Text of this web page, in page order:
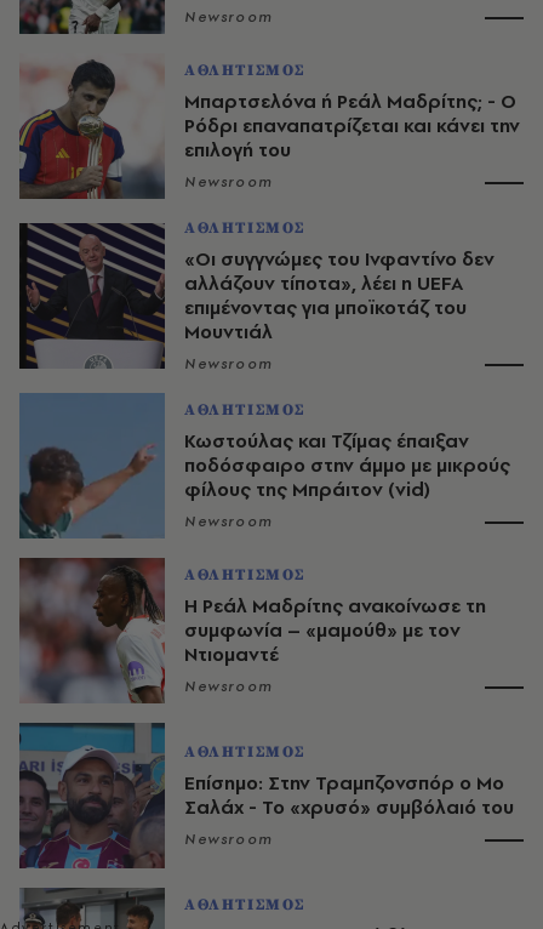
Newsroom
ΑΘΛΗΤΙΣΜΟΣ
Μπαρτσελόνα ή Ρεάλ Μαδρίτης; - Ο
Ρόδρι επαναπατρίζεται και κάνει την
επιλογή του
Newsroom
ΑΘΛΗΤΙΣΜΟΣ
«Οι συγγνώμες του Ινφαντίνο δεν
αλλάζουν τίποτα», λέει η UEFA
επιμένοντας για μποϊκοτάζ του
Μουντιάλ
Newsroom
ΑΘΛΗΤΙΣΜΟΣ
Κωστούλας και Τζίμας έπαιξαν
ποδόσφαιρο στην άμμο με μικρούς
φίλους της Μπράιτον (vid)
Newsroom
ΑΘΛΗΤΙΣΜΟΣ
Η Ρεάλ Μαδρίτης ανακοίνωσε τη
συμφωνία – «μαμούθ» με τον
Ντιομαντέ
Newsroom
ΑΘΛΗΤΙΣΜΟΣ
Επίσημο: Στην Τραμπζονσπόρ ο Μο
Σαλάχ - Το «χρυσό» συμβόλαιό του
Newsroom
ΑΘΛΗΤΙΣΜΟΣ